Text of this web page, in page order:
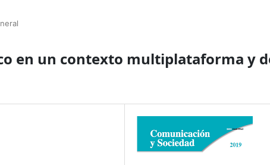
en un contexto multiplataforma y